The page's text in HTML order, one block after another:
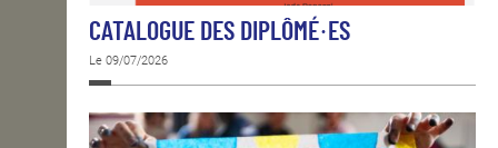
CATALOGUE DES DIPLÔMÉ·ES
Le 09/07/2026